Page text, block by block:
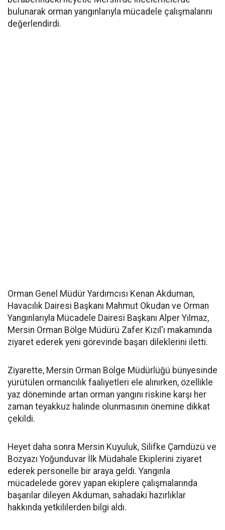
bulunarak orman yangınlarıyla mücadele çalışmalarını
değerlendirdi.
Orman Genel Müdür Yardımcısı Kenan Akduman,
Havacılık Dairesi Başkanı Mahmut Okudan ve Orman
Yangınlarıyla Mücadele Dairesi Başkanı Alper Yılmaz,
Mersin Orman Bölge Müdürü Zafer Kızıl'ı makamında
ziyaret ederek yeni görevinde başarı dileklerini iletti.
Ziyarette, Mersin Orman Bölge Müdürlüğü bünyesinde
yürütülen ormancılık faaliyetleri ele alınırken, özellikle
yaz döneminde artan orman yangını riskine karşı her
zaman teyakkuz halinde olunmasının önemine dikkat
çekildi.
Heyet daha sonra Mersin Kuyuluk, Silifke Çamdüzü ve
Bozyazı Yoğunduvar İlk Müdahale Ekiplerini ziyaret
ederek personelle bir araya geldi. Yangınla
mücadelede görev yapan ekiplere çalışmalarında
başarılar dileyen Akduman, sahadaki hazırlıklar
hakkında yetkililerden bilgi aldı.